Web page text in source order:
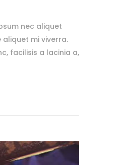
nec aliquet
mi viverra.
facilisis a lacinia a,